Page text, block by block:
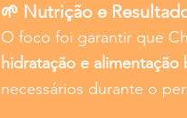
🌱 Nutrição e
O foco foi garantir que
hidratação e alimentação
necessários durante o